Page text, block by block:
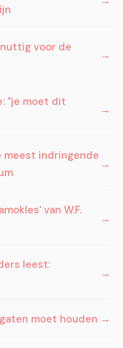
voor de
"je moet dit
meest indringende
van W.F.
leest:
moet houden